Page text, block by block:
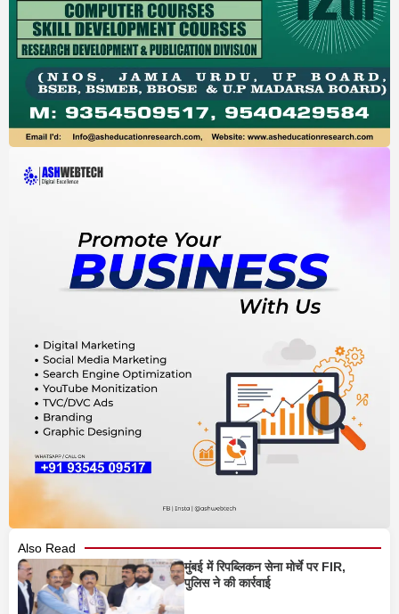
Also Read
मुंबई में रिपब्लिकन सेना मोर्चे पर FIR,
पुलिस ने की कार्रवाई